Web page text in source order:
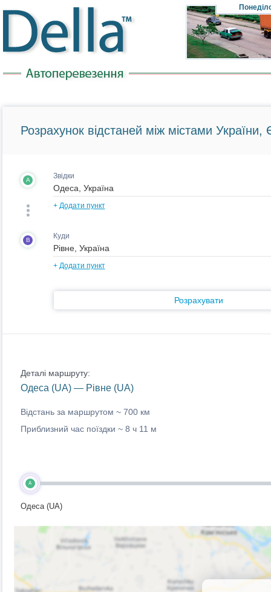
Розрахунок відстаней між містами України,
A Звідки
+ Додати пункт
B Куди
+ Додати пункт
Розрахувати
Деталі маршруту:
Одеса (UA) — Рівне (UA)
Відстань за маршрутом ~ 700 км
Приблизний час поїздки ~ 8 ч 11 м
A
Одеса (UA)